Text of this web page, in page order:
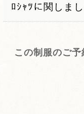
ﾛｼｬﾂに関しま
この制服のご